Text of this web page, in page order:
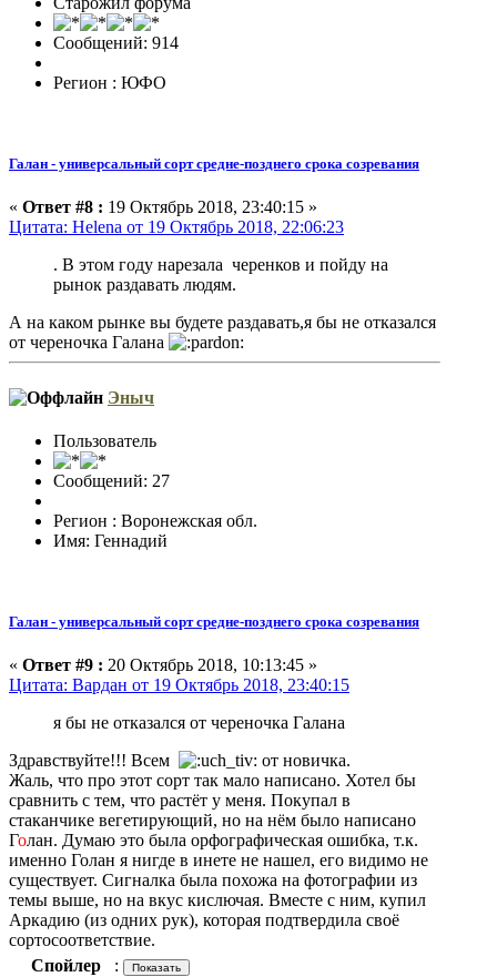
Сообщений: 914
Регион : ЮФО
Галан - универсальный сорт средне-позднего срока созревания
« Ответ #8 : 19 Октябрь 2018, 23:40:15 »
Цитата: Helena от 19 Октябрь 2018, 22:06:23
. В этом году нарезала черенков и пойду на
рынок раздавать людям.
А на каком рынке вы будете раздавать,я бы не отказался
от череночка Галана
Эныч
Пользователь
Сообщений: 27
Регион : Воронежская обл.
Имя: Геннадий
Галан - универсальный сорт средне-позднего срока созревания
« Ответ #9 : 20 Октябрь 2018, 10:13:45 »
Цитата: Вардан от 19 Октябрь 2018, 23:40:15
я бы не отказался от череночка Галана
Здравствуйте!!! Всем
от новичка.
Жаль, что про этот сорт так мало написано. Хотел бы
сравнить с тем, что растёт у меня. Покупал в
стаканчике вегетирующий, но на нём было написано
Голан. Думаю это была орфографическая ошибка, т.к.
именно Голан я нигде в инете не нашел, его видимо не
существует. Сигналка была похожа на фотографии из
темы выше, но на вкус кислючая. Вместе с ним, купил
Аркадию (из одних рук), которая подтвердила своё
сортосоответствие.
Спойлер
: